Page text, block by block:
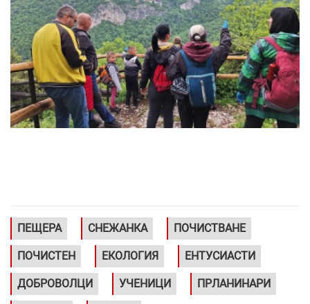
ПЕЩЕРА СНЕЖАНКА ПОЧИСТВАНЕ
ПОЧИСТЕН ЕКОЛОГИЯ ЕНТУСИАСТИ
ДОБРОВОЛЦИ УЧЕНИЦИ ПРЛАНИНАРИ